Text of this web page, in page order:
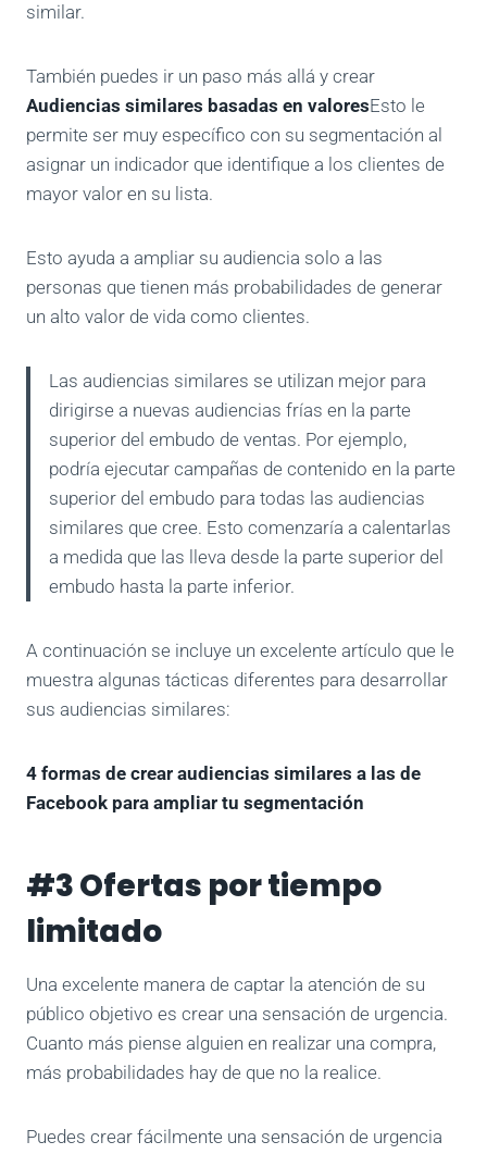
similar.
También puedes ir un paso más allá y crear
Audiencias similares basadas en valoresEsto le
permite ser muy específico con su segmentación al
asignar un indicador que identifique a los clientes de
mayor valor en su lista.
Esto ayuda a ampliar su audiencia solo a las
personas que tienen más probabilidades de generar
un alto valor de vida como clientes.
Las audiencias similares se utilizan mejor para
dirigirse a nuevas audiencias frías en la parte
superior del embudo de ventas. Por ejemplo,
podría ejecutar campañas de contenido en la parte
superior del embudo para todas las audiencias
similares que cree. Esto comenzaría a calentarlas
a medida que las lleva desde la parte superior del
embudo hasta la parte inferior.
A continuación se incluye un excelente artículo que le
muestra algunas tácticas diferentes para desarrollar
sus audiencias similares:
4 formas de crear audiencias similares a las de
Facebook para ampliar tu segmentación
#3 Ofertas por tiempo
limitado
Una excelente manera de captar la atención de su
público objetivo es crear una sensación de urgencia.
Cuanto más piense alguien en realizar una compra,
más probabilidades hay de que no la realice.
Puedes crear fácilmente una sensación de urgencia